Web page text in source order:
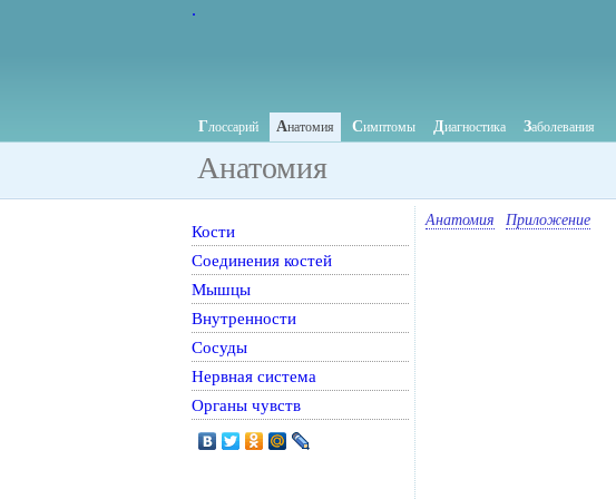
.
Глоссарий Анатомия Симптомы Диагностика Заболевания
Анатомия
Анатомия Приложение
Кости
Соединения костей
Мышцы
Внутренности
Сосуды
Нервная система
Органы чувств